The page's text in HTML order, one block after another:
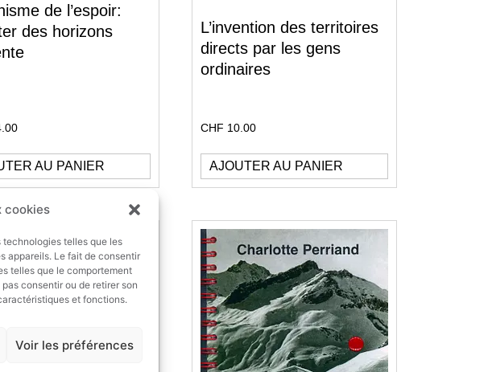
cookies
technologies telles que les
appareils. Le fait de consentir
telles que le comportement
consentir ou de retirer son
et fonctions.
Voir les préférences
de l’espoir:
des horizons
AU PANIER
L’invention des territoires
directs par les gens
ordinaires
CHF 10.00
AJOUTER AU PANIER